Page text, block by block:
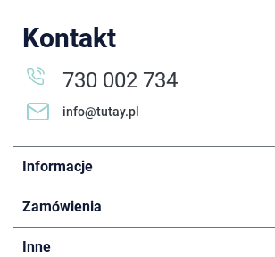
Kontakt
730 002 734
info@tutay.pl
Informacje
Zamówienia
Inne